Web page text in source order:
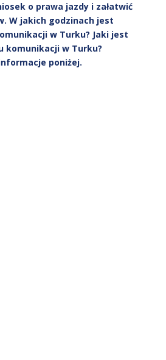
o prawa jazdy i załatwić
W jakich godzinach jest
w Turku? Jaki jest
komunikacji w Turku?
poniżej.